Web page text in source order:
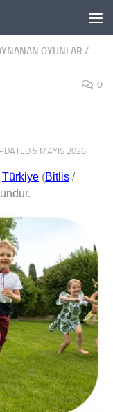
OYUNLAR /
0
5 MAYIS 2026
Türkiye (Bitlis /